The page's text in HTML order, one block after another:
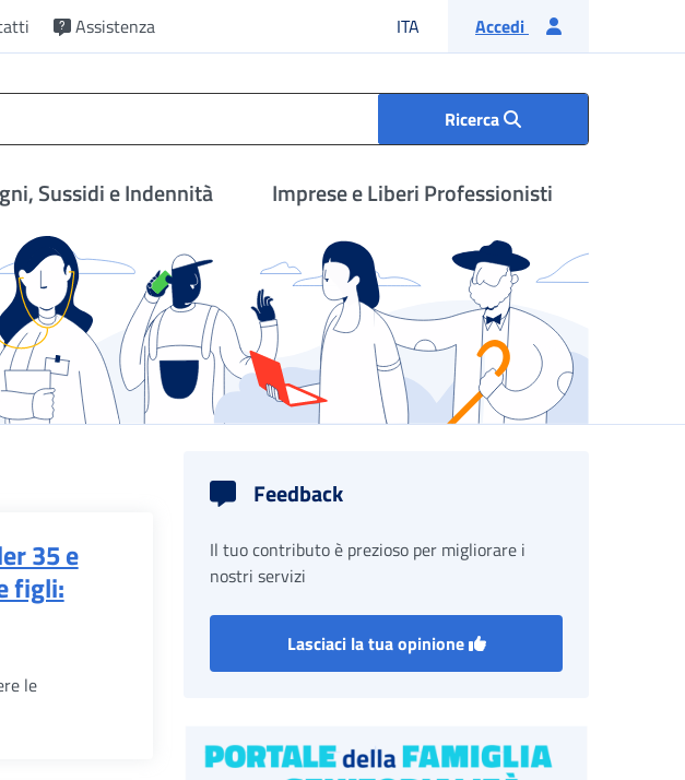
Assistenza ITA Lingua italiana
Accedi
Ricerca
Sussidi e Indennità Imprese e Liberi Professionisti
35 e
figli:
le
Feedback
Il tuo contributo è prezioso per migliorare i
nostri servizi
Lasciaci la tua opinione